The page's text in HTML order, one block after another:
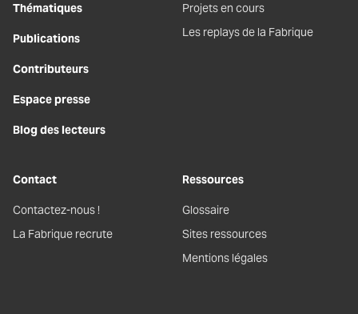
Thématiques
Publications
Contributeurs
Espace presse
Blog des lecteurs
Projets en cours
Les replays de la Fabrique
Contact
Contactez-nous !
La Fabrique recrute
Ressources
Glossaire
Sites ressources
Mentions légales